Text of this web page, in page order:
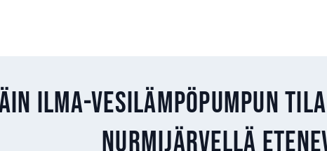
ilma-vesilämpöpumpun
Nurmijärvellä